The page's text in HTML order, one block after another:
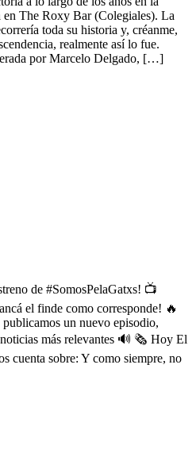
The Roxy Bar (Colegiales). La
toda su historia y, créanme,
realmente así lo fue.
por Marcelo Delgado, […]
de #SomosPelaGatxs! 📺
el finde como corresponde! 🔥
un nuevo episodio,
más relevantes 🔊 🗞 Hoy El
cuenta sobre: Y como siempre, no